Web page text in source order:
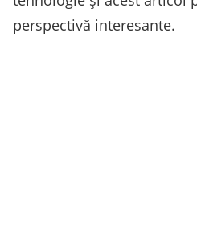
perspectivă interesante.